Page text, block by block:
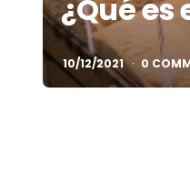
¿Qué
10/12/2021 0